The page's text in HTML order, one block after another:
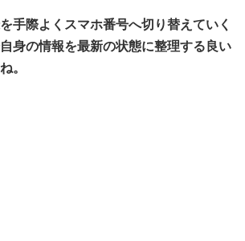
手際よくスマホ番号へ切り替えていく
身の情報を最新の状態に整理する良い
。